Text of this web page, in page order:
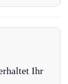
Ihr